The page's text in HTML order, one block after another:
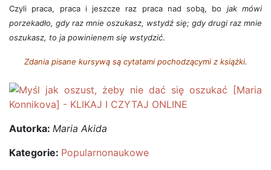
Czyli praca, praca i jeszcze raz praca nad sobą, bo jak mówi
porzekadło, gdy raz mnie oszukasz, wstydź się; gdy drugi raz mnie
oszukasz, to ja powinienem się wstydzić.
Zdania pisane kursywą są cytatami pochodzącymi z książki.
Autorka: Maria Akida
Kategorie: Popularnonaukowe